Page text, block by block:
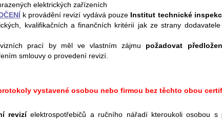
elektrických zařízeních
k provádění revizí vydává pouze Institut technické
kvalifikačních a finančních kritérií jak ze strany
prací by měl ve vlastním zájmu požadovat
smlouvy o provedení revizí.
vystavené osobou nebo firmou bez těchto obou
revizíelektrospotřebičů a ručního nářadí kteroukoli osobou s